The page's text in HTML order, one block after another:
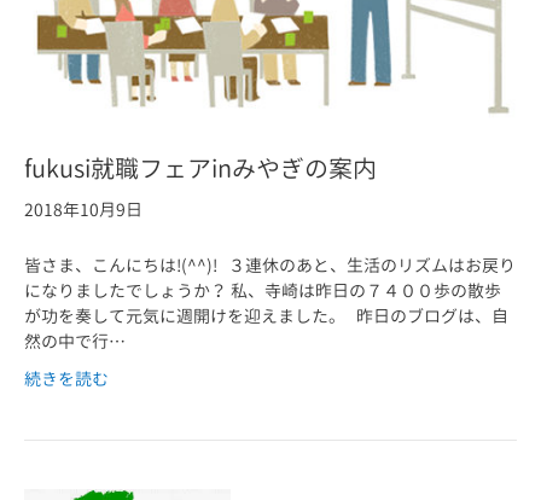
fukusi就職フェアinみやぎの案内
2018年10月9日
皆さま、こんにちは!(^^)! ３連休のあと、生活のリズムはお戻り
になりましたでしょうか？ 私、寺崎は昨日の７４００歩の散歩
が功を奏して元気に週開けを迎えました。 昨日のブログは、自
然の中で行…
続きを読む